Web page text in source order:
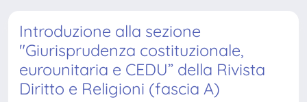
Introduzione alla sezione
"Giurisprudenza costituzionale,
eurounitaria e CEDU” della Rivista
Diritto e Religioni (fascia A)